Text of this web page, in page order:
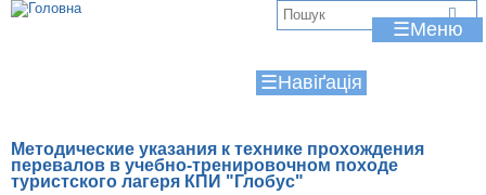
Jump to navigation
☰
Методические указания к технике прохождения
перевалов в учебно-тренировочном походе
туристского лагеря КПИ "Глобус"
☰